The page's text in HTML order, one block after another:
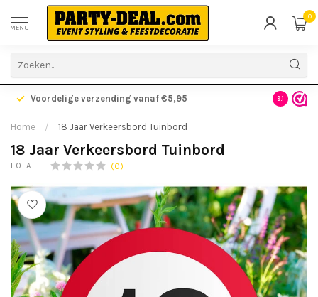
MENU
0
Voordelige verzending vanaf €5,95 Gratis
9.1
Home / 18 Jaar Verkeersbord Tuinbord
18 Jaar Verkeersbord Tuinbord
FOLAT (0)